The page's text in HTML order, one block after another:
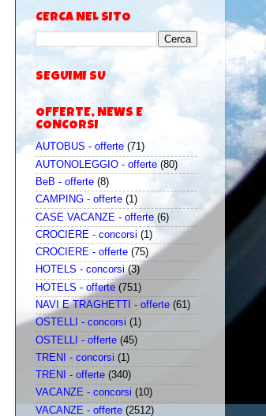
CERCA NEL SITO
SEGUIMI SU
OFFERTE, NEWS E
CONCORSI
AUTOBUS - offerte (71)
AUTONOLEGGIO - offerte (80)
BeB - offerte (8)
CAMPING - offerte (1)
CASE VACANZE - offerte (6)
CROCIERE - concorsi (1)
CROCIERE - offerte (75)
HOTELS - concorsi (3)
HOTELS - offerte (751)
NAVI E TRAGHETTI - offerte (61)
OSTELLI - concorsi (1)
OSTELLI - offerte (45)
TRENI - concorsi (1)
TRENI - offerte (340)
VACANZE - concorsi (10)
VACANZE - offerte (2512)